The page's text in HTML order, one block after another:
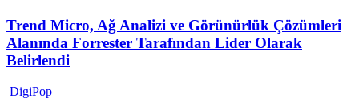
Trend Micro, Ağ Analizi ve Görünürlük Çözümleri
Alanında Forrester Tarafından Lider Olarak
Belirlendi
DigiPop